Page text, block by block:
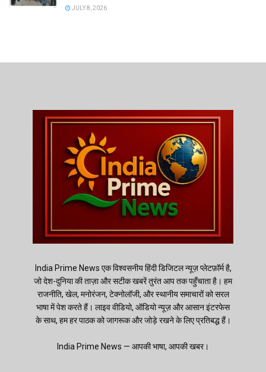
JULY 8, 2026
India Prime News एक विश्वसनीय हिंदी डिजिटल न्यूज़ प्लेटफ़ॉर्म है,
जो देश-दुनिया की ताज़ा और सटीक खबरें तुरंत आप तक पहुँचाता है। हम
राजनीति, खेल, मनोरंजन, टेक्नोलॉजी, और स्थानीय समाचारों को सरल
भाषा में पेश करते हैं। लाइव वीडियो, ऑडियो न्यूज़ और आसान इंटरफेस
के साथ, हम हर पाठक को जागरूक और जोड़े रखने के लिए प्रतिबद्ध हैं।
India Prime News — आपकी भाषा, आपकी खबर।